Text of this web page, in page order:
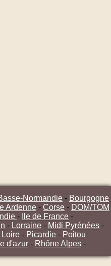
Normandie - Bourgogne
Ardenne - Corse - DOM/TOM
- Ile de France -
- Lorraine - Midi Pyrénées -
Loire - Picardie - Poitou
d'azur - Rhône Alpes -